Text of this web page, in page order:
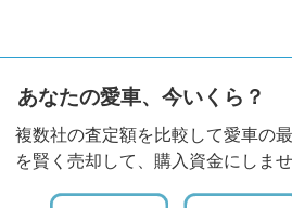
あなたの愛車、今いくら？
複数社の査定額を比較して愛車の
を賢く売却して、購入資金にしま